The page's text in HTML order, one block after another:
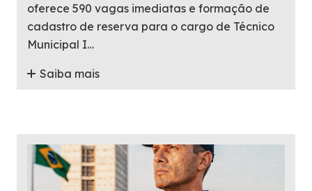
oferece 590 vagas imediatas e formação de
cadastro de reserva para o cargo de Técnico
Municipal I…
Saiba mais